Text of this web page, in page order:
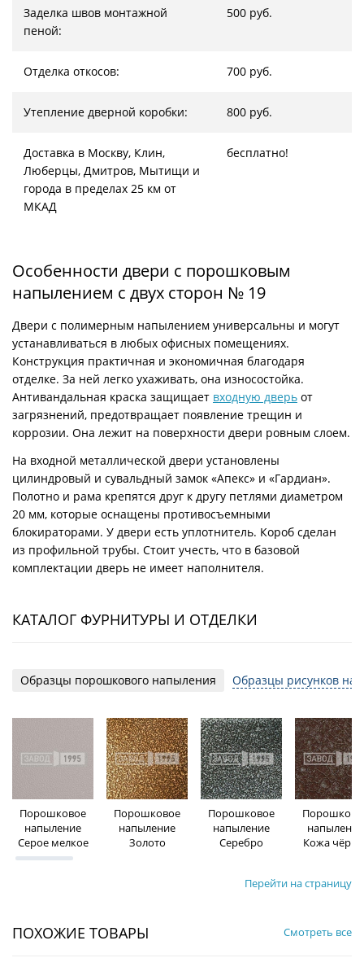
Заделка швов монтажной
пеной:
500 руб.
Отделка откосов: 700 руб.
Утепление дверной коробки: 800 руб.
Доставка в Москву, Клин,
Люберцы, Дмитров, Мытищи и
города в пределах 25 км от
МКАД
бесплатно!
Особенности двери с порошковым
напылением с двух сторон № 19
Двери с полимерным напылением универсальны и могут
устанавливаться в любых офисных помещениях.
Конструкция практичная и экономичная благодаря
отделке. За ней легко ухаживать, она износостойка.
Антивандальная краска защищает входную дверь от
загрязнений, предотвращает появление трещин и
коррозии. Она лежит на поверхности двери ровным слоем.
На входной металлической двери установлены
цилиндровый и сувальдный замок «Апекс» и «Гардиан».
Полотно и рама крепятся друг к другу петлями диаметром
20 мм, которые оснащены противосъемными
блокираторами. У двери есть уплотнитель. Короб сделан
из профильной трубы. Стоит учесть, что в базовой
комплектации дверь не имеет наполнителя.
КАТАЛОГ ФУРНИТУРЫ И ОТДЕЛКИ
Образцы порошкового напыления Образцы рисунков на
Порошковое
напыление
Серое мелкое
Порошковое
напыление
Золото
Порошковое
напыление
Серебро
напыление
Кожа
Перейти на страницу
ПОХОЖИЕ ТОВАРЫ Смотреть все